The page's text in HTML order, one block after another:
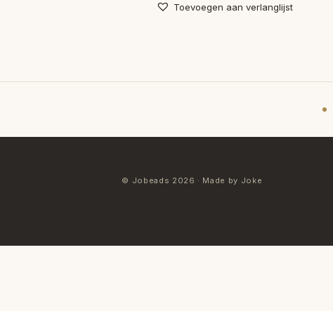
Toevoegen aan verlanglijst
© Jobeads 2026 · Made by Joke